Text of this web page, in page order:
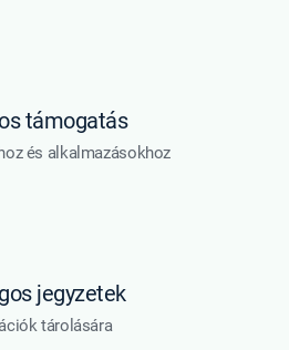
támogatás
és alkalmazásokhoz
jegyzetek
tárolására